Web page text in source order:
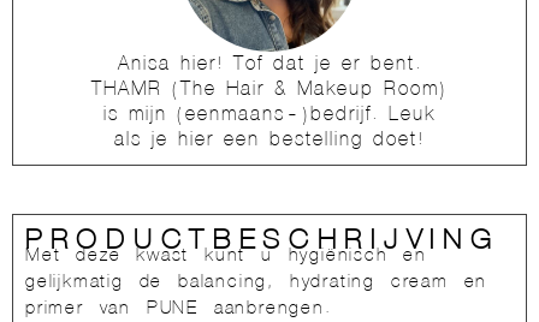
Anisa hier! Tof dat je er bent.
THAMR (The Hair & Makeup Room)
is mijn (eenmaans-)bedrijf. Leuk
als je hier een bestelling doet!
PRODUCTBESCHRIJVING
Met deze kwast kunt u hygiënisch en
gelijkmatig de balancing, hydrating cream en
primer van PUNE aanbrengen.